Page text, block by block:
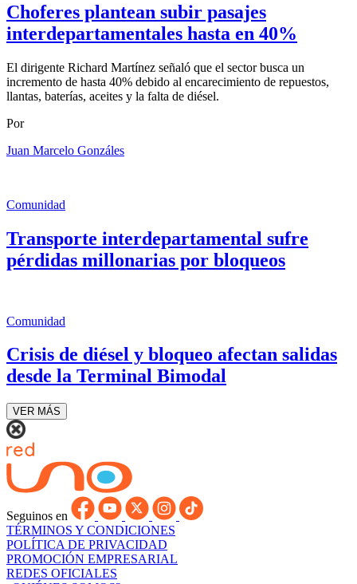
Choferes plantean subir pasajes
interdepartamentales hasta en 40%
El dirigente Richard Martínez señaló que el sector busca un
incremento de hasta 40% debido al encarecimiento de repuestos,
llantas, baterías, aceites y la falta de diésel.
Por
Juan Marcelo Gonzáles
Comunidad
Transporte interdepartamental sufre
pérdidas millonarias por bloqueos
Comunidad
Crisis de diésel y bloqueo afectan salidas
desde la Terminal Bimodal
VER MÁS
Seguinos en
TÉRMINOS Y CONDICIONES
POLÍTICA DE PRIVACIDAD
PROMOCIÓN EMPRESARIAL
REDES OFICIALES